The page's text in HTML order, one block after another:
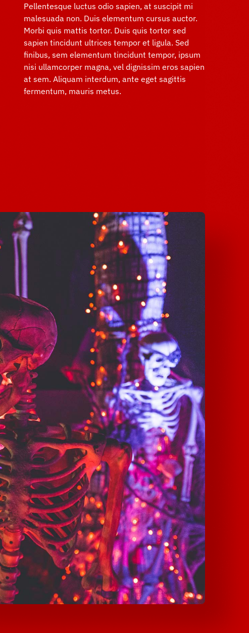
Pellentesque luctus odio sapien, at suscipit mi
malesuada non. Duis elementum cursus auctor.
Morbi quis mattis tortor. Duis quis tortor sed
sapien tincidunt ultrices tempor et ligula. Sed
finibus, sem elementum tincidunt tempor, ipsum
nisi ullamcorper magna, vel dignissim eros sapien
at sem. Aliquam interdum, ante eget sagittis
fermentum, mauris metus.